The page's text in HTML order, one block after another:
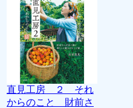
直見工房 ２ それ
からのこと 財前さ